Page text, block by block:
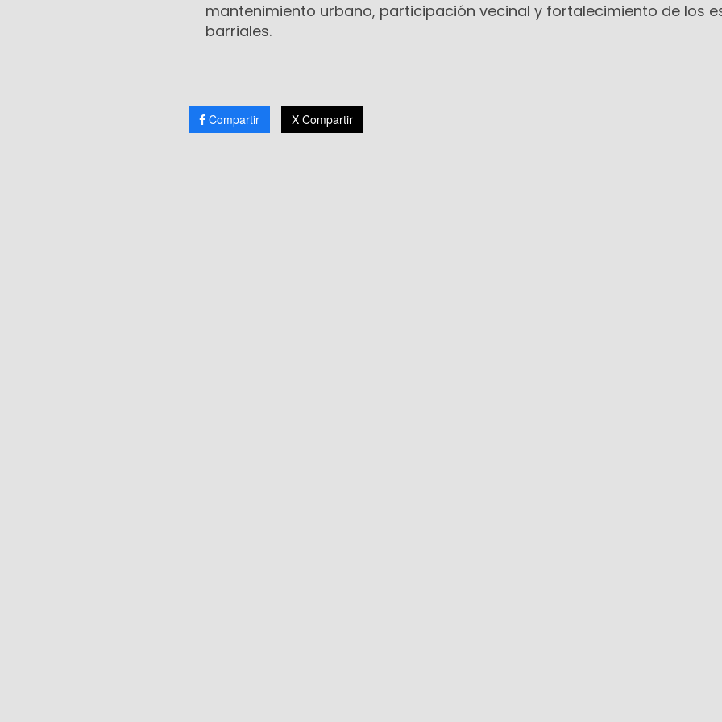
mantenimiento urbano, participación vecinal y fortalecimiento de los
barriales.
Compartir X Compartir